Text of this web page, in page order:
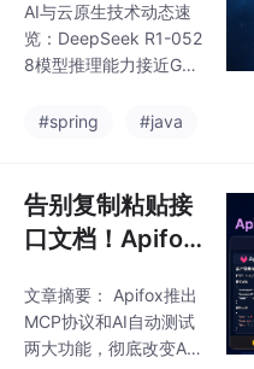
requirements.txt # 然
后等待... 等待... 等待...
# 新方式（3 步，但快
来了、Spring
也更新了
AI与云原生技术动态速
览：DeepSeek R1-052
8模型推理能力接近GPT
参数GPT-5多模态模
Spring Cloud 2025.0.
0发布，全面兼容Sprin
g Boot 3.5.0。云原生
3带来Job SuccessPoli
cy等增强功能，Docker
v28.2.2优化
#spring #java
告别复制粘贴接
口文档！Apifox
测试，开发效率
直接翻倍
文章摘要： Apifox推出
MCP协议和AI自动测试
两大功能，彻底改变API